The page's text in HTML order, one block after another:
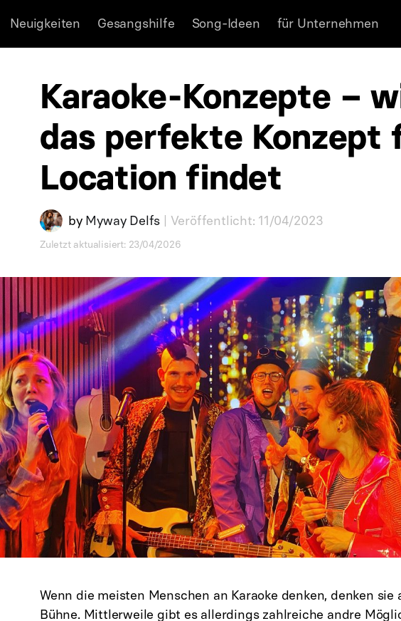
Neuigkeiten Gesangshilfe Song-Ideen für Unternehmen
Karaoke-Konzepte –
das perfekte Konzept
Location findet
by Myway Delfs | Veröffentlicht: 11/04/2023
Zuletzt aktualisiert: 23/04/2026
Wenn die meisten Menschen an Karaoke denken, denken sie
Bühne. Mittlerweile gibt es allerdings zahlreiche andre